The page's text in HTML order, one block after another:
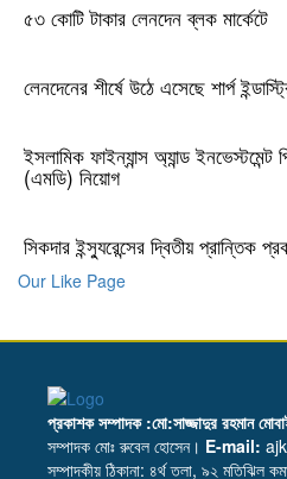
৫৩ কোটি টাকার লেনদেন ব্লক মার্কেটে
লেনদেনের শীর্ষে উঠে এসেছে শার্প
ইসলামিক ফাইন্যান্স অ্যান্ড ইনভেস্টমেন্ট
(এমডি) নিয়োগ
সিকদার ইন্স্যুরেন্সের দ্বিতীয় প্রান্তিক
Our Like Page
প্রকাশক সম্পাদক :মো:সাজ্জাদুর রহমান
সম্পাদক মোঃ রুবেল হোসেন। E-mail:
সম্পাদকীয় ঠিকানা: ৪র্থ তলা, ৯২ মতিঝিল